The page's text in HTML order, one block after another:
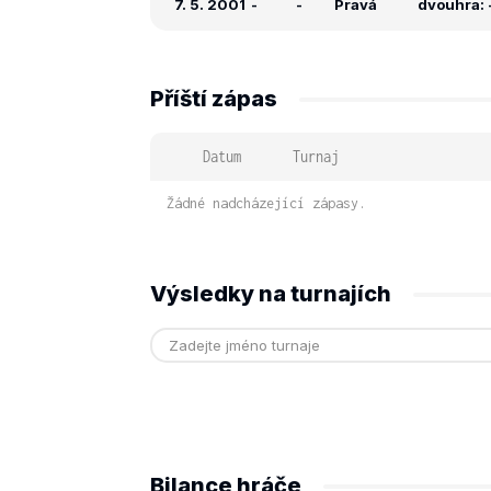
7. 5. 2001 - - Pravá dvouhra:
Příští zápas
Datum Turnaj
Žádné nadcházející zápasy.
Výsledky na turnajích
Bilance hráče